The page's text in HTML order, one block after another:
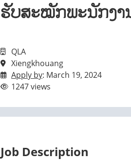
ຮັບສະໝັກພະນັກງາ
QLA
Xiengkhouang
Apply by: March 19, 2024
1247 views
Job Description